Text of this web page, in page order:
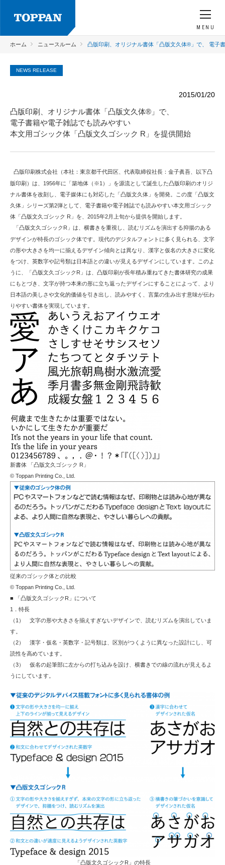
MENU
ホーム ニュースルーム 凸版印刷、オリジナル書体「凸版文久体®」で、 電子
NEWS RELEASE
2015/01/20
凸版印刷、オリジナル書体「凸版文久体®」で、
電子書籍や電子雑誌でも読みやすい
本文用ゴシック体「凸版文久ゴシック R」を提供開始
凸版印刷株式会社（本社：東京都千代田区、代表取締役社長：金子眞吾、以下凸
版印刷）は、1956年に「築地体（※1）」を源流として誕生した凸版印刷のオリジ
ナル書体を改刻し、電子媒体にも対応した「凸版文久体」を開発。この度「凸版文
久体」シリーズ第2弾として、電子書籍や電子雑誌でも読みやすい本文用ゴシック
体「凸版文久ゴシック R」を、2015年2月上旬から提供を開始します。
「凸版文久ゴシックR」は、横書きを重視し、読むリズムを演出する抑揚のある
デザインが特長のゴシック体です。現代のデジタルフォントに多く見られる、文字
の形や大きさを均一に揃えるデザイン傾向とは異なり、漢字と仮名の大きさに変化
をつけ、英数字や記号類は日本語との違いが見えるデザインにしています。このよ
うに、「凸版文久ゴシックR」は、凸版印刷が長年積み重ねてきた書体研究の成果
にもとづき、文字が持つ本来の形に立ち返ったデザインにすることによって、より
日本語の美しさや文化的価値を引き出し、読みやすく、言葉の生み出す意味が伝わ
りやすい書体を実現しています。
新書体 「凸版文久ゴシック R」
© Toppan Printing Co., Ltd.
従来のゴシック体との比較
© Toppan Printing Co., Ltd.
■ 「凸版文久ゴシックR」について
1．特長
（1） 文字の形や大きさを揃えすぎないデザインで、読むリズムを演出していま
す。
（2） 漢字・仮名・英数字・記号類は、区別がつくように異なった設計にし、可
読性を高めています。
（3） 仮名の起筆部に左からの打ち込みを設け、横書きでの線の流れが見えるよ
うにしています。
「凸版文久ゴシックR」の特長